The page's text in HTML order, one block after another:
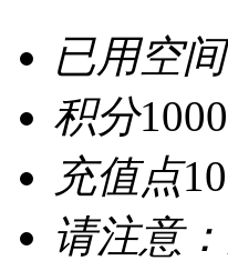
已用空间
积分
充值点
请注意